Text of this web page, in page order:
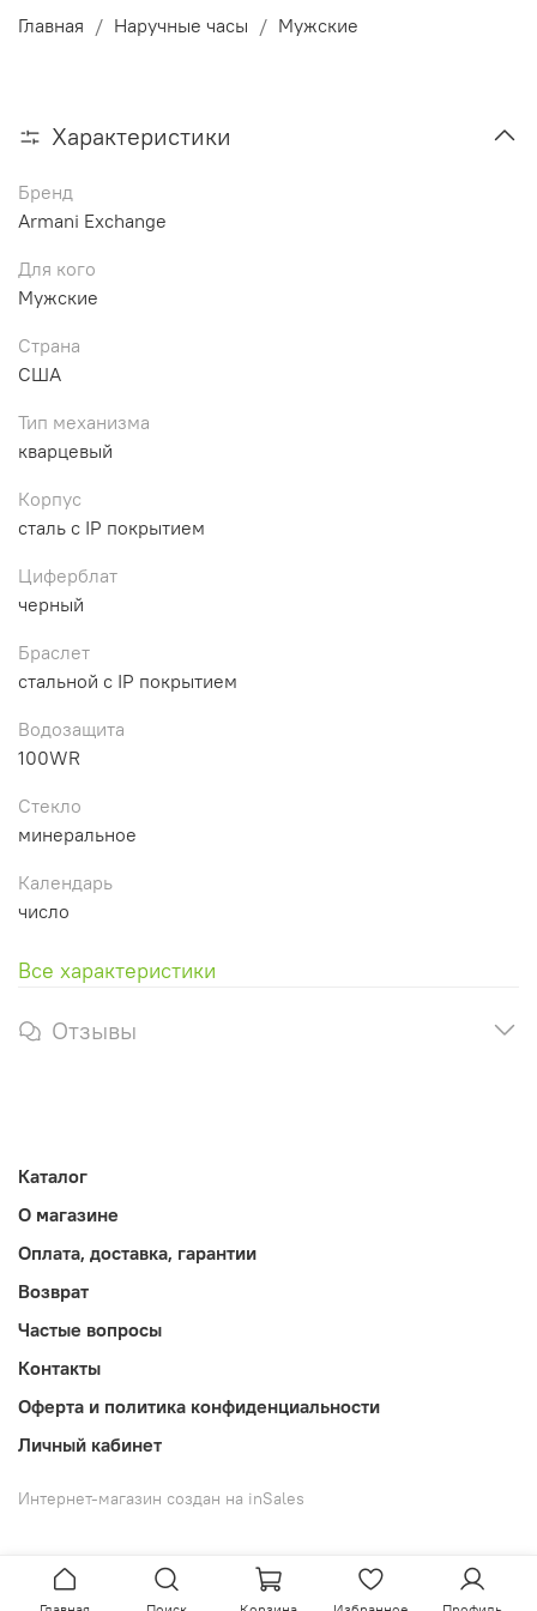
Главная Наручные часы Мужские
Характеристики
Бренд
Armani Exchange
Для кого
Мужские
Страна
США
Тип механизма
кварцевый
Корпус
сталь с IP покрытием
Циферблат
черный
Браслет
стальной с IP покрытием
Водозащита
100WR
Стекло
минеральное
Календарь
число
Все характеристики
Отзывы
Каталог
О магазине
Оплата, доставка, гарантии
Возврат
Частые вопросы
Контакты
Оферта и политика конфиденциальности
Личный кабинет
Интернет-магазин создан на inSales